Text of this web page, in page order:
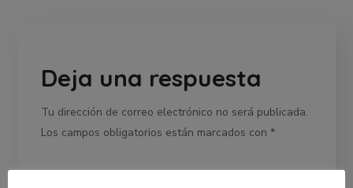
Deja una respuesta
Tu dirección de correo electrónico no será publicada.
Los campos obligatorios están marcados con*